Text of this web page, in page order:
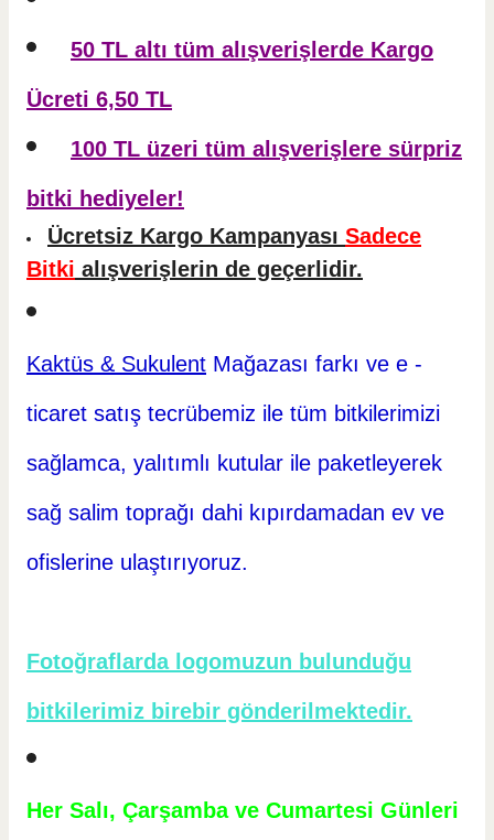
50 TL altı tüm alışverişlerde Kargo
Ücreti 6,50 TL
100 TL üzeri tüm alışverişlere sürpriz
bitki hediyeler!
Ücretsiz Kargo Kampanyası Sadece
Bitki alışverişlerin de geçerlidir.
Kaktüs & Sukulent Mağazası farkı ve e -
ticaret satış tecrübemiz ile tüm bitkilerimizi
sağlamca, yalıtımlı kutular ile paketleyerek
sağ salim toprağı dahi kıpırdamadan ev ve
ofislerine ulaştırıyoruz.
Fotoğraflarda logomuzun bulunduğu
bitkilerimiz birebir gönderilmektedir.
Her Salı, Çarşamba ve Cumartesi Günleri